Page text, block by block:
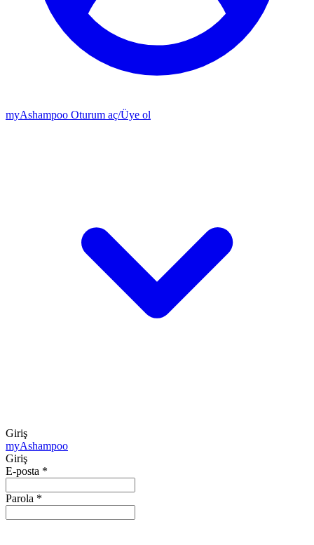
myAshampoo Oturum aç/Üye ol
Giriş
myAshampoo
Giriş
E-posta *
Parola *